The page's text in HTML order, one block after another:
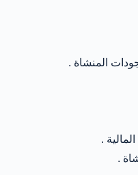
المنشاة .
.
.